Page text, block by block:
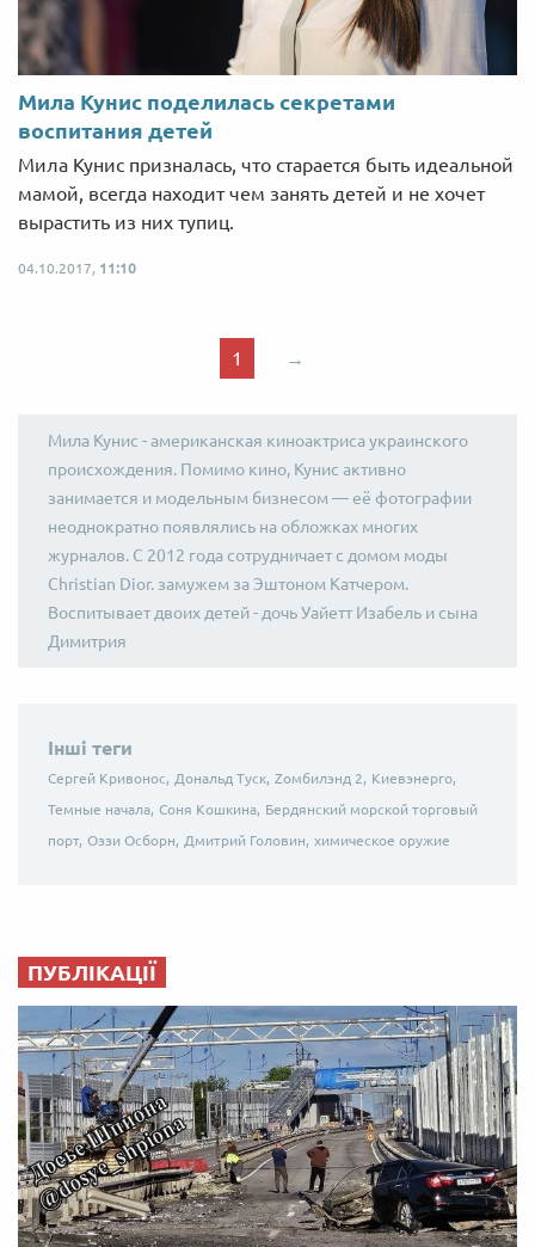
Мила Кунис поделилась секретами
воспитания детей
Мила Кунис призналась, что старается быть идеальной
мамой, всегда находит чем занять детей и не хочет
вырастить из них тупиц.
04.10.2017, 11:10
1 →
Мила Кунис - американская киноактриса украинского
происхождения. Помимо кино, Кунис активно
занимается и модельным бизнесом — её фотографии
неоднократно появлялись на обложках многих
журналов. С 2012 года сотрудничает с домом моды
Christian Dior. замужем за Эштоном Катчером.
Воспитывает двоих детей - дочь Уайетт Изабель и сына
Димитрия
Інші теги
Сергей Кривонос, Дональд Туск, Zомбилэнд 2,
Киевэнерго,
Темные начала, Соня Кошкина,
Бердянский морской торговый
порт, Оззи Осборн, Дмитрий Головин, химическое оружие
ПУБЛІКАЦІЇ